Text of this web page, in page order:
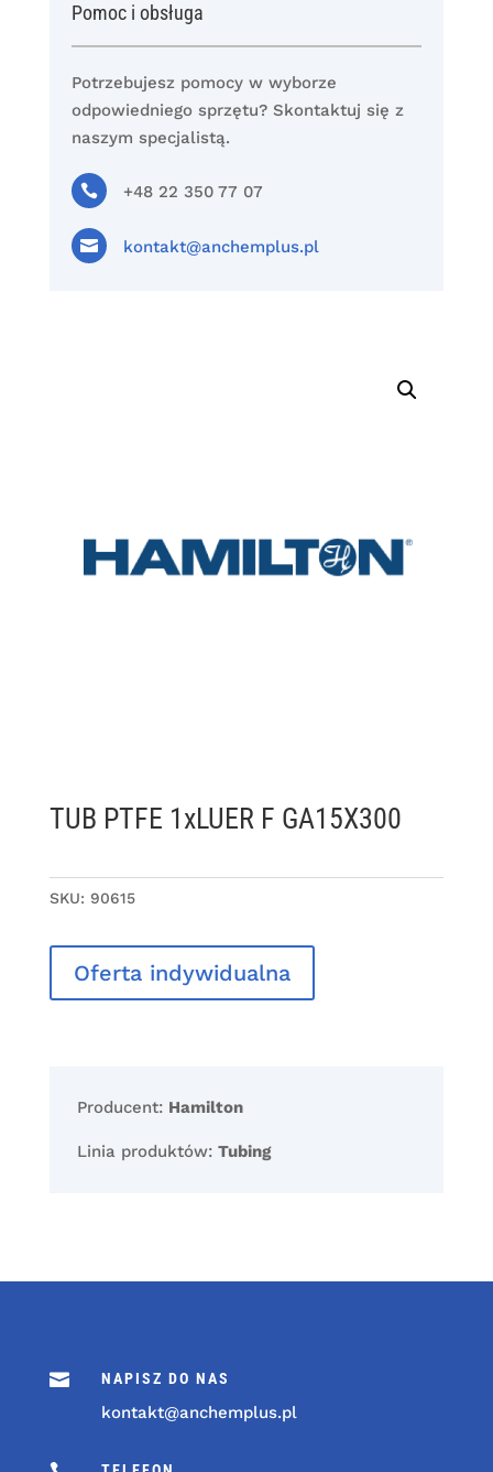
Pomoc i obsługa
Potrzebujesz pomocy w wyborze
odpowiedniego sprzętu? Skontaktuj się z
naszym specjalistą.
 +48 22 350 77 07
 kontakt@anchemplus.pl
TUB PTFE 1xLUER F GA15X300
SKU: 90615
Oferta indywidualna
Producent: Hamilton
Linia produktów: Tubing
 NAPISZ DO NAS
kontakt@anchemplus.pl